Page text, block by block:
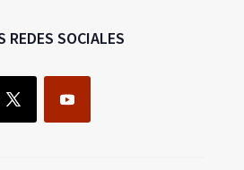
REDES SOCIALES